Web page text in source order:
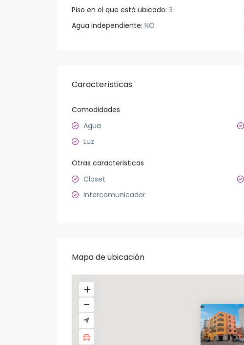
Piso en el que está ubicado: 3
Agua Independiente: NO
Características
Comodidades
Agua
Luz
Otras caracteristicas
Closet
Intercomunicador
Mapa de ubicación